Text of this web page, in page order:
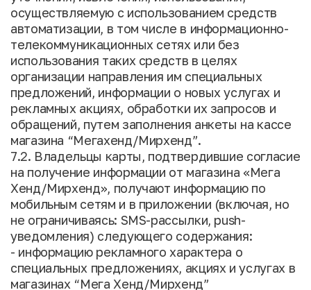
осуществляемую с использованием средств
автоматизации, в том числе в информационно-
телекоммуникационных сетях или без
использования таких средств в целях
организации направления им специальных
предложений, информации о новых услугах и
рекламных акциях, обработки их запросов и
обращений, путем заполнения анкеты на кассе
магазина “Мегахенд/Мирхенд”.
7.2. Владельцы карты, подтвердившие согласие
на получение информации от магазина «Мега
Хенд/Мирхенд», получают информацию по
мобильным сетям и в приложении (включая, но
не ограничиваясь: SMS-рассылки, push-
уведомления) следующего содержания:
- информацию рекламного характера о
специальных предложениях, акциях и услугах в
магазинах “Мега Хенд/Мирхенд”